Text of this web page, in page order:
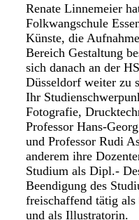
Renate Linnemeier
Folkwangschule
Künste, die
Bereich Gestaltung
sich danach an der
Düsseldorf weiter zu
Ihr
Fotografie,
Professor Hans-
und Professor Rudi
anderem ihre
Studium als Dipl.-
Beendigung des
freischaffend tätig
und als Illustratorin.